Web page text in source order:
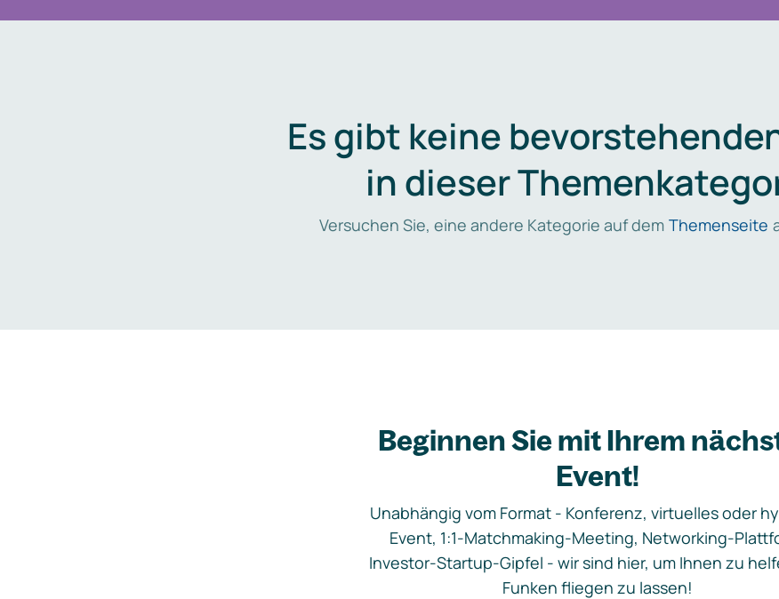
Es gibt keine
in dieser
Versuchen Sie, eine andere Kategorie auf dem Themenseite
Beginnen Sie mit Ihrem
Event!
Unabhängig vom Format - Konferenz, virtuelles oder
Event, 1:1-Matchmaking-Meeting, Networking-
Investor-Startup-Gipfel - wir sind hier, um Ihnen zu
Funken fliegen zu lassen!